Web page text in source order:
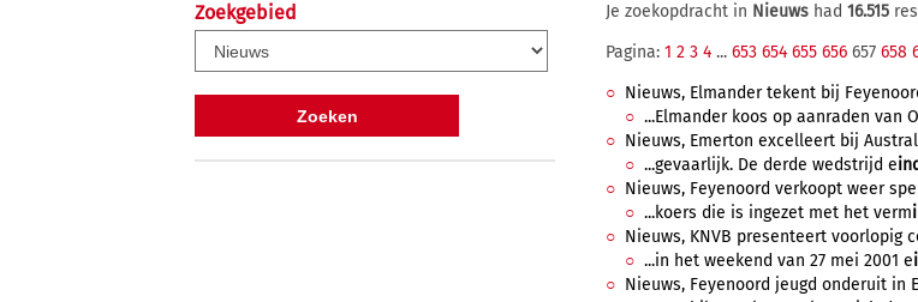
Zoekgebied Je zoekopdracht in Nieuws had 16.515
Pagina: 1 2 3 4 ... 653 654 655 656 657 658
Nieuws, Elmander tekent bij
...Elmander koos op aanraden van
Nieuws, Emerton excelleert bij
...gevaarlijk. De derde wedstrijd eind
Nieuws, Feyenoord verkoopt weer
...koers die is ingezet met het verm
Nieuws, KNVB presenteert voorlopig
...in het weekend van 27 mei 2001 e
Nieuws, Feyenoord jeugd onderuit in